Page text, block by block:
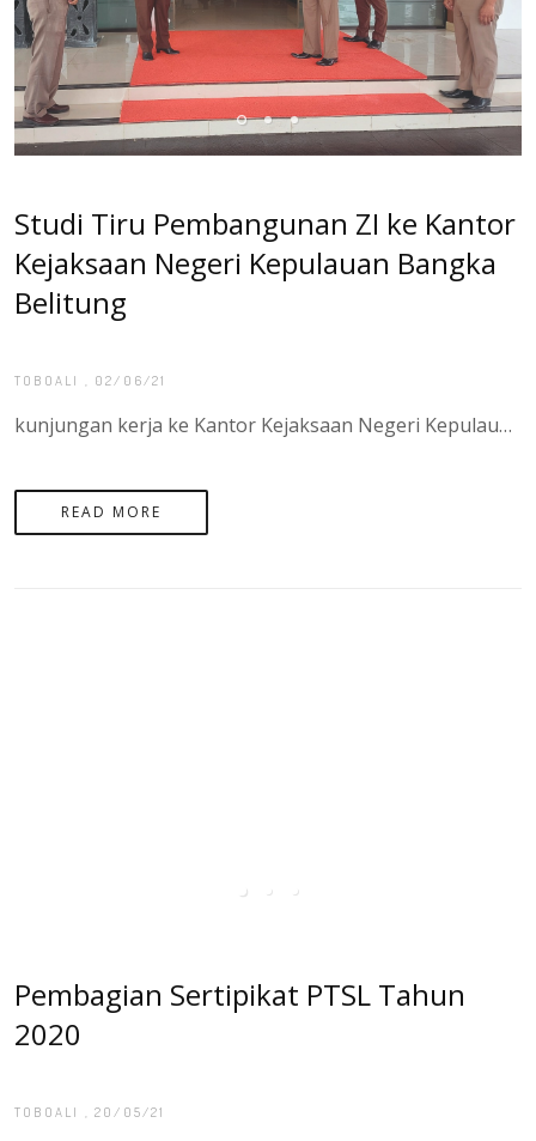
Studi Tiru Pembangunan ZI ke Kantor
Kejaksaan Negeri Kepulauan Bangka
Belitung
TOBOALI , 02/06/21
kunjungan kerja ke Kantor Kejaksaan Negeri Kepulauan Bangka Belitung dalam rangka Studi Tiru Pembangunan Zona Integritas pada Kantor Pertanahan Kepulauan Bangka Belitung
READ MORE
Pembagian Sertipikat PTSL Tahun
2020
TOBOALI , 20/05/21